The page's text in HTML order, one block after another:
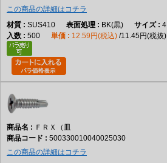
この商品の詳細はコチラ
SUS410
BK(黒)
500
12.59円(税込) 11.45円(税抜)
ＦＲＸ（皿
500330010040025030
この商品の詳細はコチラ